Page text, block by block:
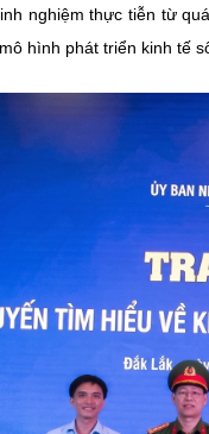
nghiệm thực tiễn từ
hình phát triển kinh tế